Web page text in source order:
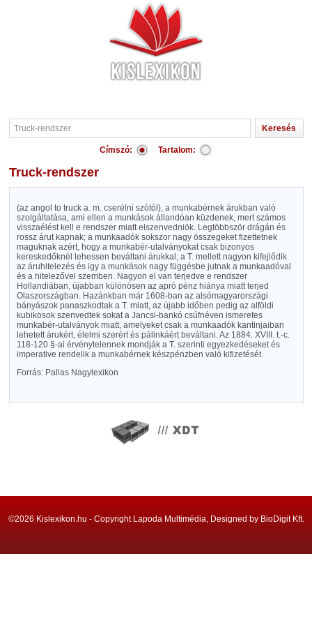
Címszó: Tartalom:
Truck-rendszer
(az angol to truck a. m. cserélni szótól), a munkabérnek árukban való
szolgáltatása, ami ellen a munkások állandóan küzdenek, mert számos
visszaélést kell e rendszer miatt elszenvedniök. Legtöbbször drágán és
rossz árut kapnak; a munkaadók sokszor nagy összegeket fizettetnek
maguknak azért, hogy a munkabér-utalványokat csak bizonyos
kereskedőknél lehessen beváltani árukkal; a T. mellett nagyon kifejlődik
az áruhitelezés és igy a munkások nagy függésbe jutnak a munkaadóval
és a hitelezővel szemben. Nagyon el van terjedve e rendszer
Hollandiában, újabban különösen az apró pénz hiánya miatt terjed
Olaszországban. Hazánkban már 1608-ban az alsómagyarországi
bányászok panaszkodtak a T. miatt, az újabb időben pedig az alföldi
kubikosok szenvedtek sokat a Jancsi-bankó csúfnéven ismeretes
munkabér-utalványok miatt, amelyeket csak a munkaadók kantinjaiban
lehetett árukért, élelmi szerért és pálinkáért beváltani. Az 1884. XVIII. t.-c.
118-120 §-ai érvénytelennek mondják a T. szerinti egyezkedéseket és
imperative rendelik a munkabérnek készpénzben való kifizetését.
Forrás: Pallas Nagylexikon
©2026 Kislexikon.hu - Copyright Lapoda Multimédia, Designed by BioDigit Kft.